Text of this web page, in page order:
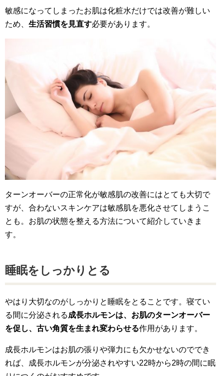
敏感になってしまったお肌は化粧水だけでは改善が難しい
ため、 生活習慣を見直す必要があります。
ターンオーバーの正常化が敏感肌の改善にはとても大切で
すが、合わないスキンケアは敏感肌を悪化させてしまうこ
とも。お肌の状態を整える方法について紹介していきま
す。
睡眠をしっかりとる
やはり大切なのがしっかりと睡眠をとることです。寝てい
る間に分泌される成長ホルモンは、お肌のターンオーバー
を促し、古い角質を生まれ変わらせる作用があります。
成長ホルモンはお肌の張りや弾力にも欠かせないのででき
れば、成長ホルモンが分泌されやすい22時から2時の間に眠